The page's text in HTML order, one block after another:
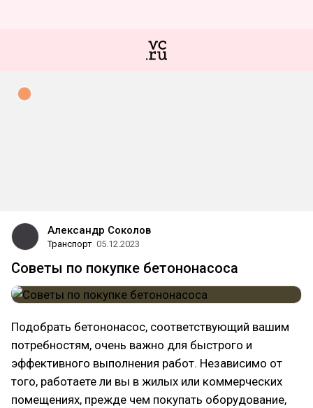
Александр Соколов
Транспорт 05.12.2023
Советы по покупке бетононасоса
Подобрать бетононасос, соответствующий вашим
потребностям, очень важно для быстрого и
эффективного выполнения работ. Независимо от
того, работаете ли вы в жилых или коммерческих
помещениях, прежде чем покупать оборудование,